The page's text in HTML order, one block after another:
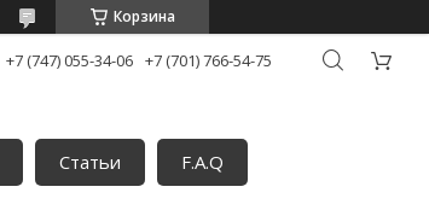
Корзина
+7 (747) 055-34-06 +7 (701) 766-54-75
Статьи F.A.Q